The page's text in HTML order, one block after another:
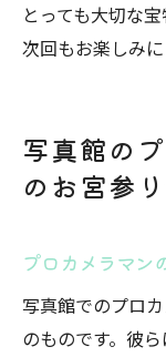
とっても大切な
次回もお楽しみに
写真館の
のお宮参
プロカメラマン
写真館でのプロ
のものです。彼